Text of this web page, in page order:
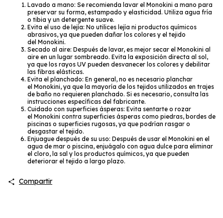
Lavado a mano: Se recomienda lavar el Monokini a mano para
preservar su forma, estampado y elasticidad. Utiliza agua fría
o tibia y un detergente suave.
Evita el uso de lejía: No utilices lejía ni productos químicos
abrasivos, ya que pueden dañar los colores y el tejido
del Monokini.
Secado al aire: Después de lavar, es mejor secar el Monokini al
aire en un lugar sombreado. Evita la exposición directa al sol,
ya que los rayos UV pueden desvanecer los colores y debilitar
las fibras elásticas.
Evita el planchado: En general, no es necesario planchar
el Monokini, ya que la mayoría de los tejidos utilizados en trajes
de baño no requieren planchado. Si es necesario, consulta las
instrucciones específicas del fabricante.
Cuidado con superficies ásperas: Evita sentarte o rozar
el Monokini contra superficies ásperas como piedras, bordes de
piscinas o superficies rugosas, ya que podrían rasgar o
desgastar el tejido.
Enjuague después de su uso: Después de usar el Monokini en el
agua de mar o piscina, enjuágalo con agua dulce para eliminar
el cloro, la sal y los productos químicos, ya que pueden
deteriorar el tejido a largo plazo.
Compartir